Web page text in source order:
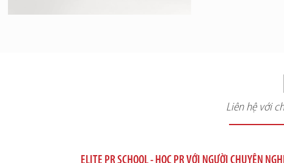
Liên hệ với
ELITE PR SCHOOL - HỌC PR VỚI NGƯỜI CHUYÊN